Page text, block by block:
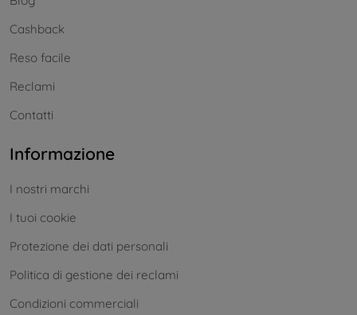
Cashback
Reso facile
Reclami
Contatti
Informazione
I nostri marchi
I tuoi cookie
Protezione dei dati personali
Politica di gestione dei reclami
Condizioni commerciali